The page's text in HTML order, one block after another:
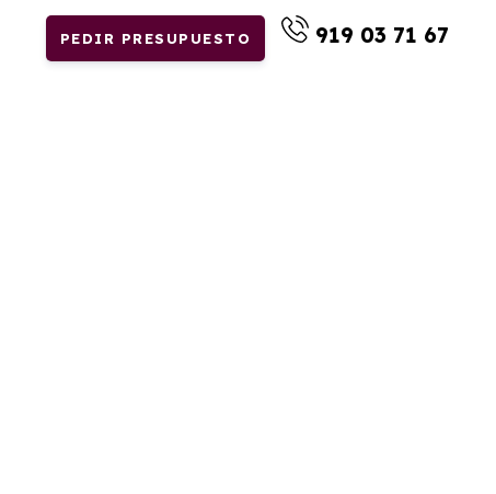
PEDIR PRESUPUESTO 919 03 71 67